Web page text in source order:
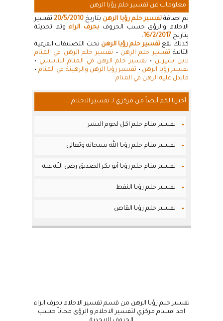
معلومات عن تفسير حلم رؤيا الرهن
تم اضافةتفسير حلم رؤيا الرهن بتاريخ 20/5/2010تفسير
الاحلام والرؤى حسب الحروف بحرف الراءوتم تحديثة
بتاريخ 16/2/2017
.
كذلك يقعتفسير حلم رؤيا الرهن تحت التصنيفات الفرعية
التالية تفسير حلم الرهن • تفسير حلم الرهن في المنام
لابن سيرين • تفسير حلم الرهن في المنام للنابلسي •
تفسير رؤيا الرهن • تفسير رؤيا الرهن والرهينة في المنام •
مايدل عليه الرهن في المنام
أخترنا لكم أيضاً من مركزي لـ تفسير الاحلام ...
تفسير منام حلم اكل لحوم البشر
تفسير منام حلم رؤيا الله سبحانه وتعالى
تفسير منام حلم رؤيا أبو بكر الصديق رضي اللّه عنه
تفسير حلم رؤيا النفط
تفسير حلم رؤيا القاص
تفسير حلم رؤيا الرهن من قسم تفسير الاحلام بحرف الراء
احد اقسام مركزي لتفسير الاحلام و الرؤى مجاناً حسب